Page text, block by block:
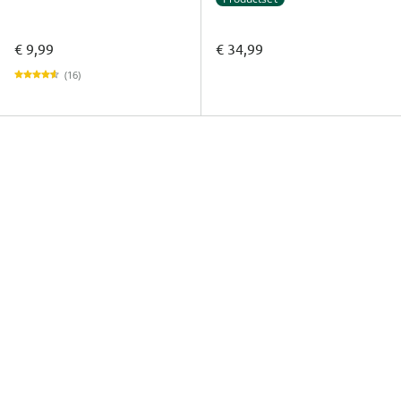
€ 9,99
(16)
€ 34,99